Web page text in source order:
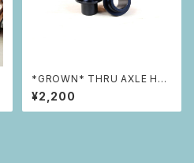
*GROWN* THRU AXLE HU
B 用 フロント15mm アダプター
¥2,200